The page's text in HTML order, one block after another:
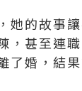
她的故事
，甚至連
了婚，結